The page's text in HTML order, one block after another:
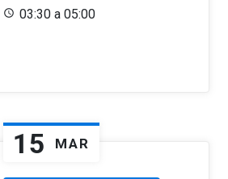
03:30 a 05:00
15 MAR